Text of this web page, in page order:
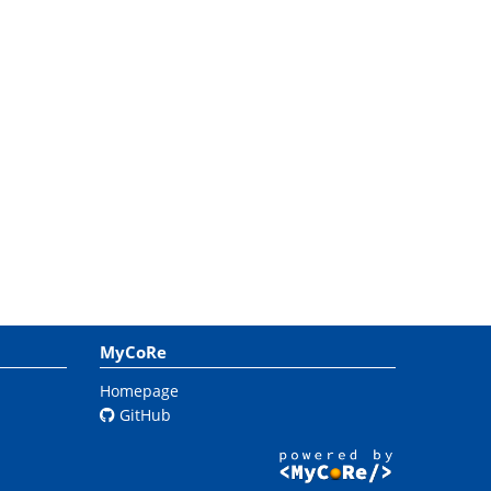
MyCoRe
Homepage
GitHub